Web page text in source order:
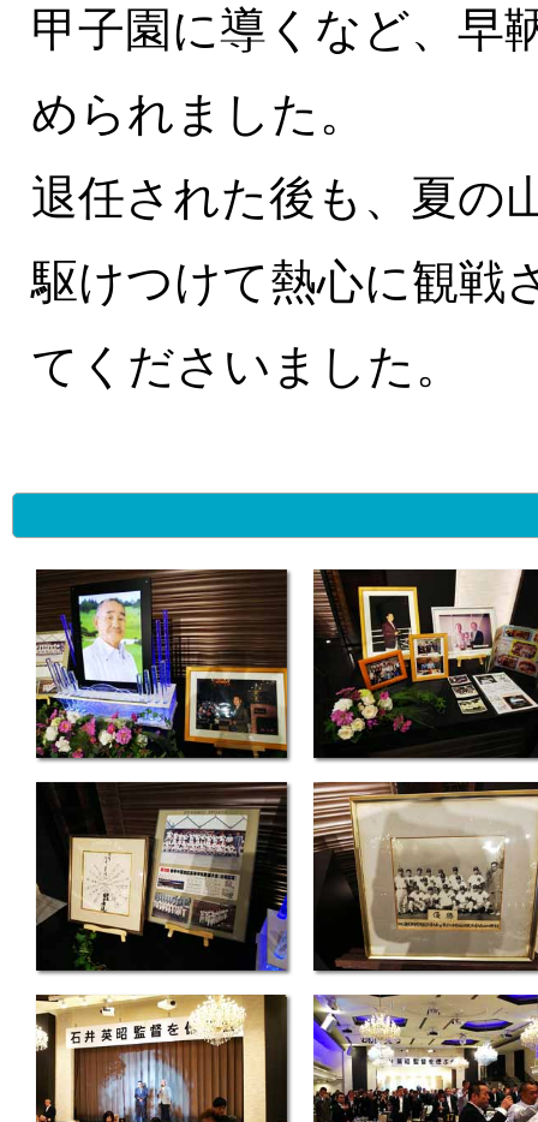
甲子園に導くなど、早
められました。
退任された後も、夏の
駆けつけて熱心に観戦
てくださいました。